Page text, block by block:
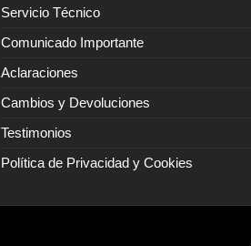
Servicio Técnico
Comunicado Importante
Aclaraciones
Cambios y Devoluciones
Testimonios
Política de Privacidad y Cookies